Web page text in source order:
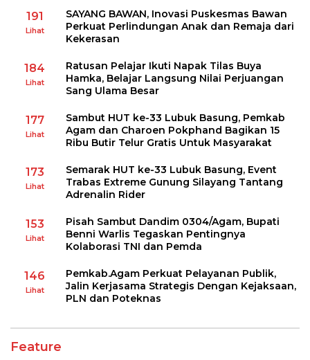
191
Lihat
SAYANG BAWAN, Inovasi Puskesmas Bawan
Perkuat Perlindungan Anak dan Remaja dari
Kekerasan
184
Lihat
Ratusan Pelajar Ikuti Napak Tilas Buya
Hamka, Belajar Langsung Nilai Perjuangan
Sang Ulama Besar
177
Lihat
Sambut HUT ke-33 Lubuk Basung, Pemkab
Agam dan Charoen Pokphand Bagikan 15
Ribu Butir Telur Gratis Untuk Masyarakat
173
Lihat
Semarak HUT ke-33 Lubuk Basung, Event
Trabas Extreme Gunung Silayang Tantang
Adrenalin Rider
153
Lihat
Pisah Sambut Dandim 0304/Agam, Bupati
Benni Warlis Tegaskan Pentingnya
Kolaborasi TNI dan Pemda
146
Lihat
Pemkab.Agam Perkuat Pelayanan Publik,
Jalin Kerjasama Strategis Dengan Kejaksaan,
PLN dan Poteknas
Feature